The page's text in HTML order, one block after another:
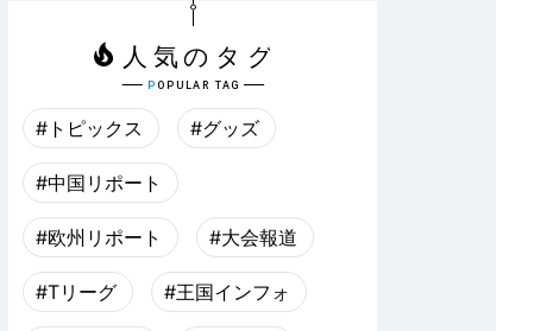
#トピックス #グッズ
#中国リポート
#欧州リポート #大会報道
#Tリーグ #王国インフォ